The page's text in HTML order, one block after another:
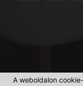
A weboldalon